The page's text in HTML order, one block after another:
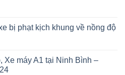
bị phạt kịch khung về nồng độ
Xe máy A1 tại Ninh Bình –